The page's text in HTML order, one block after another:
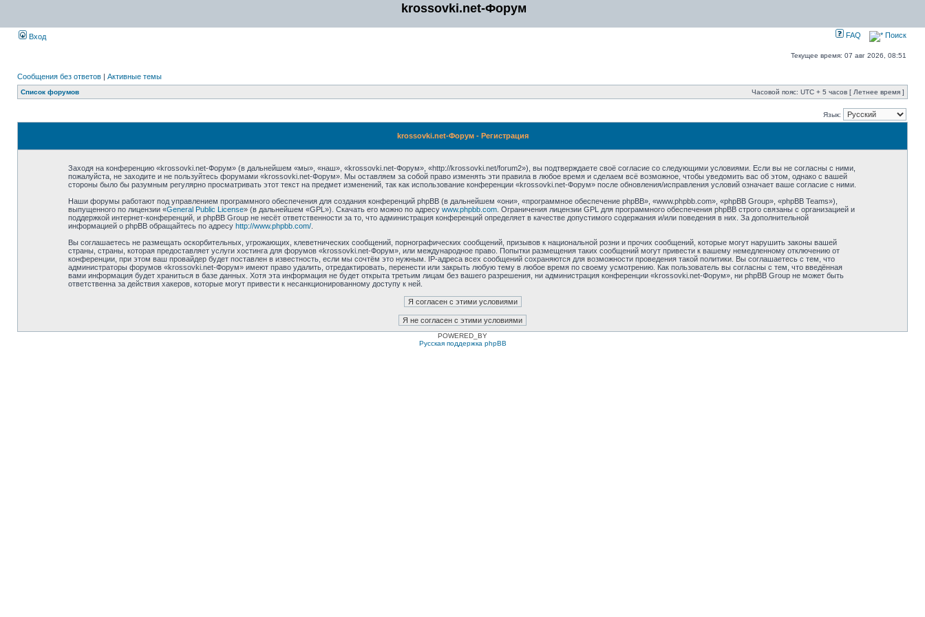
krossovki.net-Форум
Вход FAQ Поиск
Текущее время: 07 авг 2026, 08:51
Сообщения без ответов | Активные темы
Список форумов Часовой пояс: UTC + 5 часов [ Летнее время ]
Язык:
krossovki.net-Форум - Регистрация
Заходя на конференцию «krossovki.net-Форум» (в дальнейшем «мы», «наш», «krossovki.net-Форум», «http://krossovki.net/forum2»), вы подтверждаете своё согласие со следующими условиями. Если вы не согласны с ними,
пожалуйста, не заходите и не пользуйтесь форумами «krossovki.net-Форум». Мы оставляем за собой право изменять эти правила в любое время и сделаем всё возможное, чтобы уведомить вас об этом, однако с вашей
стороны было бы разумным регулярно просматривать этот текст на предмет изменений, так как использование конференции «krossovki.net-Форум» после обновления/исправления условий означает ваше согласие с ними.
Наши форумы работают под управлением программного обеспечения для создания конференций phpBB (в дальнейшем «они», «программное обеспечение phpBB», «www.phpbb.com», «phpBB Group», «phpBB Teams»),
выпущенного по лицензии «General Public License» (в дальнейшем «GPL»). Скачать его можно по адресу www.phpbb.com. Ограничения лицензии GPL для программного обеспечения phpBB строго связаны с организацией и
поддержкой интернет-конференций, и phpBB Group не несёт ответственности за то, что администрация конференций определяет в качестве допустимого содержания и/или поведения в них. За дополнительной
информацией о phpBB обращайтесь по адресу http://www.phpbb.com/.
Вы соглашаетесь не размещать оскорбительных, угрожающих, клеветнических сообщений, порнографических сообщений, призывов к национальной розни и прочих сообщений, которые могут нарушить законы вашей
страны, страны, которая предоставляет услуги хостинга для форумов «krossovki.net-Форум», или международное право. Попытки размещения таких сообщений могут привести к вашему немедленному отключению от
конференции, при этом ваш провайдер будет поставлен в известность, если мы сочтём это нужным. IP-адреса всех сообщений сохраняются для возможности проведения такой политики. Вы соглашаетесь с тем, что
администраторы форумов «krossovki.net-Форум» имеют право удалить, отредактировать, перенести или закрыть любую тему в любое время по своему усмотрению. Как пользователь вы согласны с тем, что введённая
вами информация будет храниться в базе данных. Хотя эта информация не будет открыта третьим лицам без вашего разрешения, ни администрация конференции «krossovki.net-Форум», ни phpBB Group не может быть
ответственна за действия хакеров, которые могут привести к несанкционированному доступу к ней.
POWERED_BY
Русская поддержка phpBB